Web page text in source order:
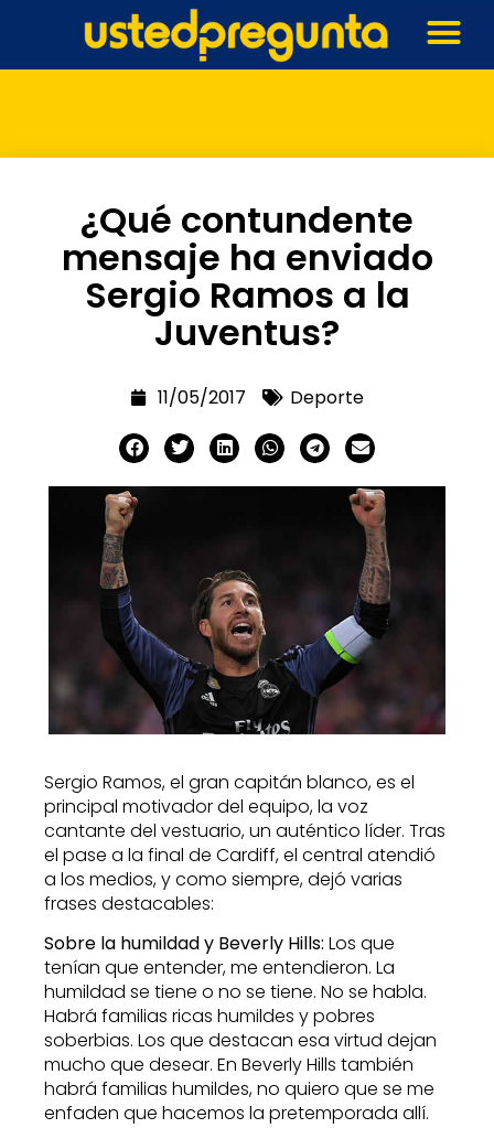
¿Qué contundente
mensaje ha enviado
Sergio Ramos a la
Juventus?
11/05/2017 Deporte
Sergio Ramos, el gran capitán blanco, es el
principal motivador del equipo, la voz
cantante del vestuario, un auténtico líder. Tras
el pase a la final de Cardiff, el central atendió
a los medios, y como siempre, dejó varias
frases destacables:
Sobre la humildad y Beverly Hills: Los que
tenían que entender, me entendieron. La
humildad se tiene o no se tiene. No se habla.
Habrá familias ricas humildes y pobres
soberbias. Los que destacan esa virtud dejan
mucho que desear. En Beverly Hills también
habrá familias humildes, no quiero que se me
enfaden que hacemos la pretemporada allí.